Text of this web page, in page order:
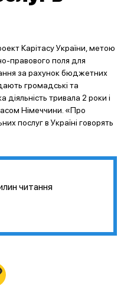
Карітасу України, метою
правового поля для
за рахунок бюджетних
громадські та
діяльність тривала 2 роки і
Німеччини. «Про
послуг в Україні говорять
читання